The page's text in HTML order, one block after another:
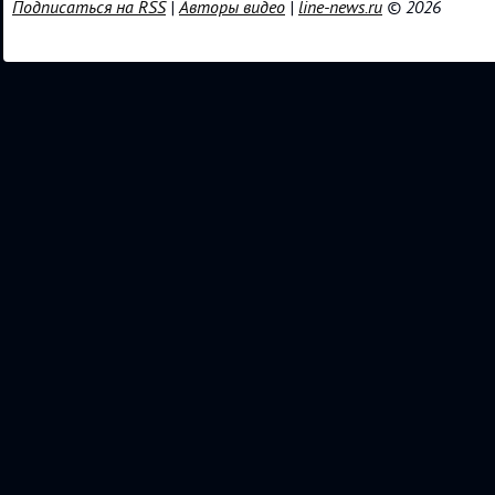
Подписаться на RSS|Авторы видео | line-news.ru © 2026